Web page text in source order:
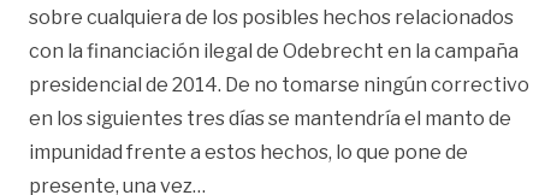
sobre cualquiera de los posibles hechos relacionados
con la financiación ilegal de Odebrecht en la campaña
presidencial de 2014. De no tomarse ningún correctivo
en los siguientes tres días se mantendría el manto de
impunidad frente a estos hechos, lo que pone de
presente, una vez…